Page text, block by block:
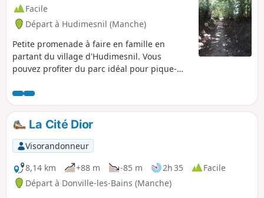
Facile
Départ à Hudimesnil (Manche)
Petite promenade à faire en famille en
partant du village d'Hudimesnil. Vous
pouvez profiter du parc idéal pour pique-
enfants.
La Cité Dior
Visorandonneur
8,14 km
+88 m -85 m 2h 35
Facile
Départ à Donville-les-Bains (Manche)